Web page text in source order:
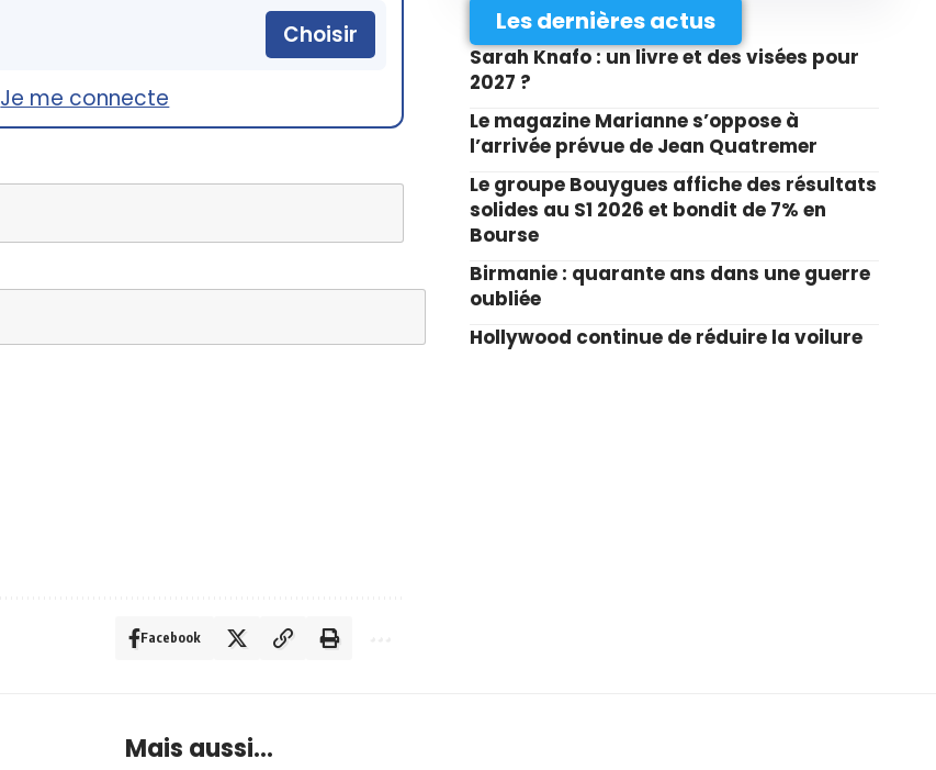
Choisir
Je me connecte
Facebook
Les dernières actus
Sarah Knafo : un livre et des visées pour
2027 ?
Le magazine Marianne s’oppose à
l’arrivée prévue de Jean Quatremer
Le groupe Bouygues affiche des résultats
solides au S1 2026 et bondit de 7% en
Bourse
Birmanie : quarante ans dans une guerre
oubliée
Hollywood continue de réduire la voilure
Mais aussi...